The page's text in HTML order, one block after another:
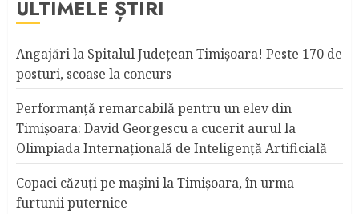
ULTIMELE ȘTIRI
Angajări la Spitalul Judeţean Timişoara! Peste 170 de
posturi, scoase la concurs
Performanță remarcabilă pentru un elev din
Timișoara: David Georgescu a cucerit aurul la
Olimpiada Internațională de Inteligență Artificială
Copaci căzuţi pe maşini la Timişoara, în urma
furtunii puternice